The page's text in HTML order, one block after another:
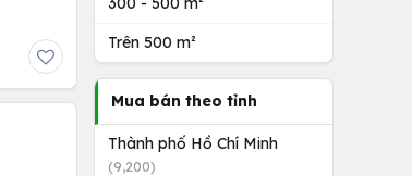
Trên 500 m²
Mua bán theo tỉnh
Thành phố Hồ Chí Minh
(9,200)